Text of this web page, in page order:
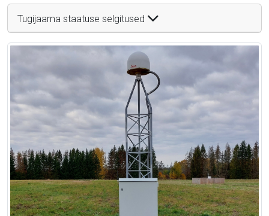
Tugijaama staatuse selgitused